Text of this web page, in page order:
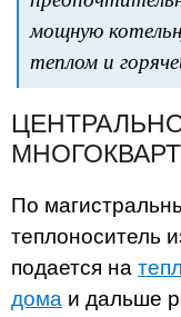
мощную
теплом и
По
теплоноситель
подается на
дома и дальше